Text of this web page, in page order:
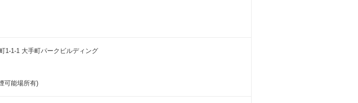
1-1-1 大手町パークビルディング
可能場所有)